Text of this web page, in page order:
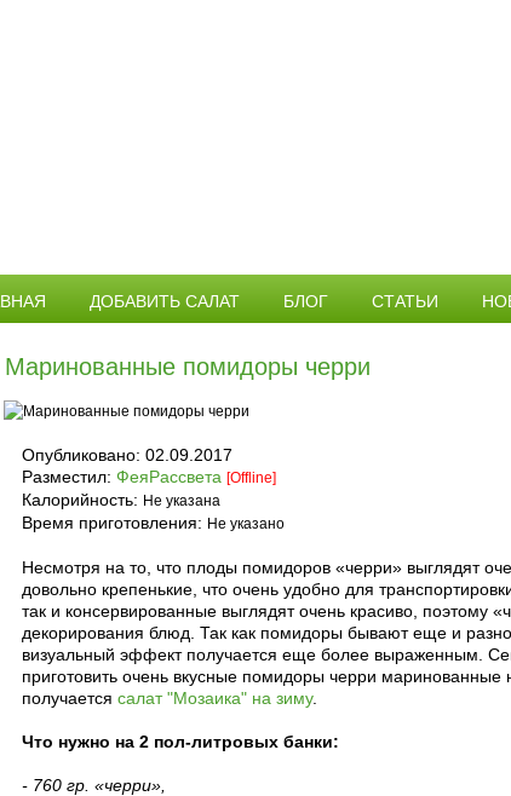
ДОБАВИТЬ САЛАТ БЛОГ СТАТЬИ
Маринованные помидоры черри
Опубликовано: 02.09.2017
Разместил: ФеяРассвета [Offline]
Калорийность: Не указана
Время приготовления: Не указано
Несмотря на то, что плоды помидоров «черри» выглядят
довольно крепенькие, что очень удобно для
так и консервированные выглядят очень красиво, поэтому
декорирования блюд. Так как помидоры бывают еще и
визуальный эффект получается еще более выраженным.
приготовить очень вкусные помидоры черри маринованные
получается салат "Мозаика" на зиму.
Что нужно на 2 пол-литровых банки:
- 760 гр. «черри»,